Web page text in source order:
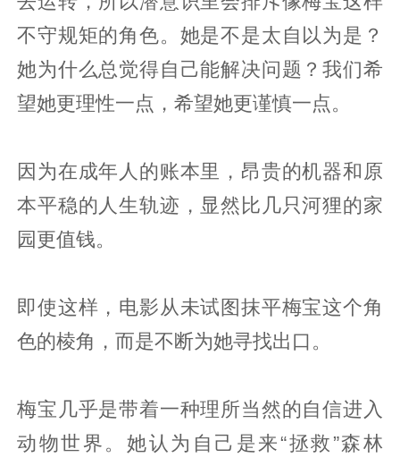
不守规矩的角色。她是不是太自以为是？
她为什么总觉得自己能解决问题？我们希
望她更理性一点，希望她更谨慎一点。
因为在成年人的账本里，昂贵的机器和原
本平稳的人生轨迹，显然比几只河狸的家
园更值钱。
即使这样，电影从未试图抹平梅宝这个角
色的棱角，而是不断为她寻找出口。
梅宝几乎是带着一种理所当然的自信进入
动物世界。她认为自己是来“拯救”森林